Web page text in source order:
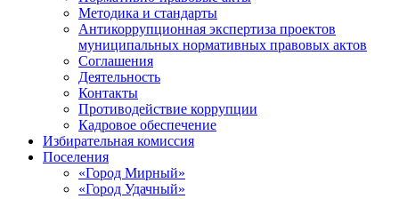
Методика и стандарты
Антикоррупционная экспертиза проектов
муниципальных нормативных правовых актов
Соглашения
Деятельность
Контакты
Противодействие коррупции
Кадровое обеспечение
Избирательная комиссия
Поселения
«Город Мирный»
«Город Удачный»